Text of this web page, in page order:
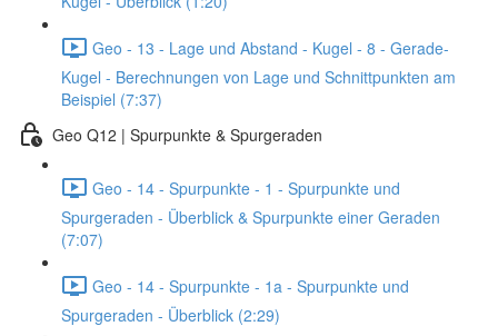
Geo - 13 - Lage und Abstand - Kugel - 8 - Gerade-
Kugel - Berechnungen von Lage und Schnittpunkten am
Beispiel (7:37)
Geo Q12 | Spurpunkte & Spurgeraden
Geo - 14 - Spurpunkte - 1 - Spurpunkte und
Spurgeraden - Überblick & Spurpunkte einer Geraden
(7:07)
Geo - 14 - Spurpunkte - 1a - Spurpunkte und
Spurgeraden - Überblick (2:29)